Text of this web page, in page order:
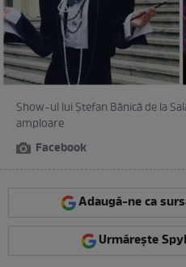
Show-ul lui Ștefan Bănică de la
amploare
Facebook
Adaugă-ne ca
Urmărește